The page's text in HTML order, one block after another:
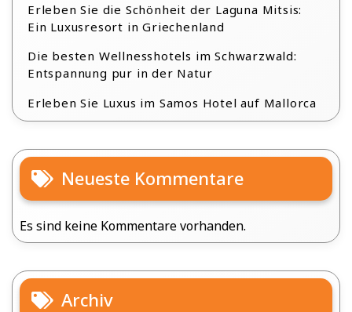
Erleben Sie die Schönheit der Laguna Mitsis:
Ein Luxusresort in Griechenland
Die besten Wellnesshotels im Schwarzwald:
Entspannung pur in der Natur
Erleben Sie Luxus im Samos Hotel auf Mallorca
Neueste Kommentare
Es sind keine Kommentare vorhanden.
Archiv